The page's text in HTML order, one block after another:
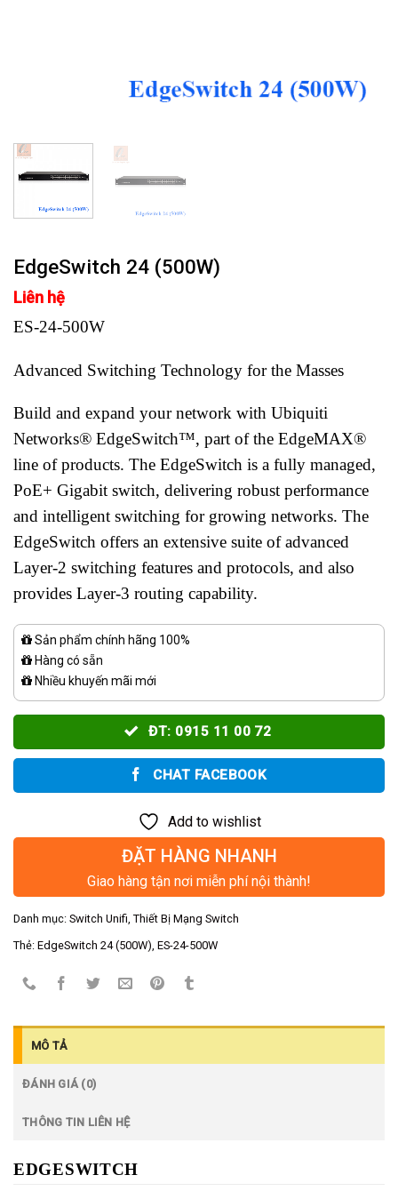
EdgeSwitch 24 (500W)
Liên hệ
ES-24-500W
Advanced Switching Technology for the Masses
Build and expand your network with Ubiquiti
Networks® EdgeSwitch™, part of the EdgeMAX®
line of products. The EdgeSwitch is a fully managed,
PoE+ Gigabit switch, delivering robust performance
and intelligent switching for growing networks. The
EdgeSwitch offers an extensive suite of advanced
Layer-2 switching features and protocols, and also
provides Layer-3 routing capability.
Sản phẩm chính hãng 100%
Hàng có sẵn
Nhiều khuyến mãi mới
ĐT: 0915 11 00 72
CHAT FACEBOOK
Add to wishlist
ĐẶT HÀNG NHANH
Giao hàng tận nơi miễn phí nội thành!
Danh mục: Switch Unifi Thiết Bị Mạng Switch
Thẻ: EdgeSwitch 24 (500W) ES-24-500W
MÔ TẢ
ĐÁNH GIÁ (0)
THÔNG TIN LIÊN HỆ
EDGESWITCH